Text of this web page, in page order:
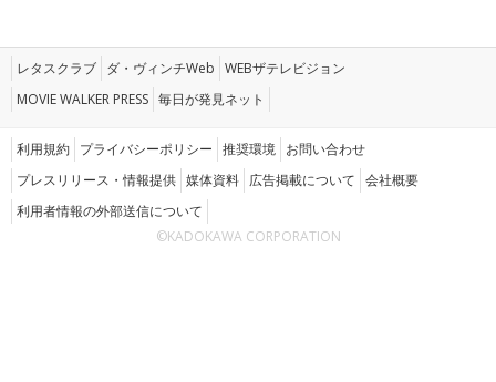
レタスクラブ ダ・ヴィンチWeb WEBザテレビジョン
MOVIE WALKER PRESS 毎日が発見ネット
利用規約 プライバシーポリシー 推奨環境 お問い合わせ
プレスリリース・情報提供 媒体資料 広告掲載について 会社概要
利用者情報の外部送信について
©KADOKAWA CORPORATION